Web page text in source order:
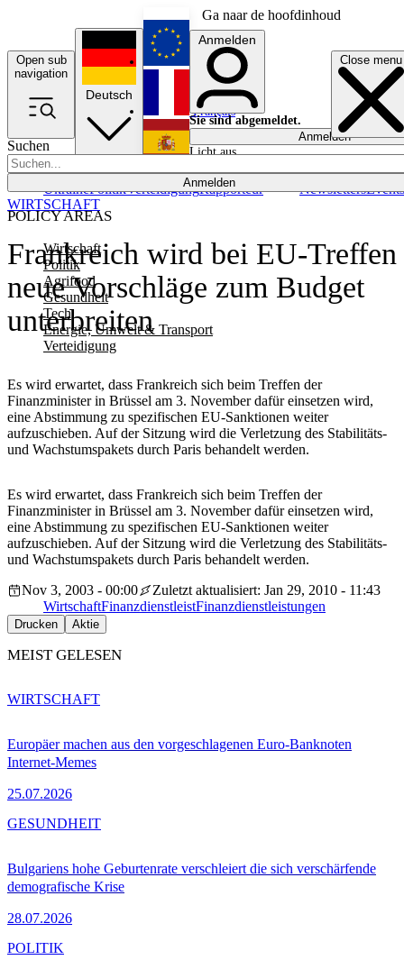
Ga naar de hoofdinhoud
Open sub
navigation
Close menu
Suchen
Anmelden
POLICY AREAS
Wirtschaft
Politik
Agrifood
Gesundheit
Tech
Energie, Umwelt & Transport
Verteidigung
UkrainePolitikVerteidigungRapporteur NewslettersEvents
Deutsch
English
Français
Anmelden
Sie sind abgemeldet.
Anmelden
Licht aus
Frankreich wird bei EU-Treffen
neue Vorschläge zum Budget
unterbreiten
Es wird erwartet, dass Frankreich sich beim Treffen der
Finanzminister in Brüssel am 3. November dafür einsetzen wird,
eine Abstimmung zu spezifischen EU-Sanktionen weiter
aufzuschieben. Auf der Sitzung wird die Verletzung des Stabilitäts-
und Wachstumspakets durch Paris behandelt werden.
WIRTSCHAFT
Es wird erwartet, dass Frankreich sich beim Treffen der
Finanzminister in Brüssel am 3. November dafür einsetzen wird,
eine Abstimmung zu spezifischen EU-Sanktionen weiter
aufzuschieben. Auf der Sitzung wird die Verletzung des Stabilitäts-
und Wachstumspakets durch Paris behandelt werden.
Nov 3, 2003 - 00:00
Zuletzt aktualisiert: Jan 29, 2010 - 11:43
WirtschaftFinanzdienstleistFinanzdienstleistungen
Drucken Aktie
MEIST GELESEN
Europäer machen aus den vorgeschlagenen Euro-Banknoten
Internet-Memes
25.07.2026
WIRTSCHAFT
Bulgariens hohe Geburtenrate verschleiert die sich verschärfende
demografische Krise
28.07.2026
GESUNDHEIT
POLITIK